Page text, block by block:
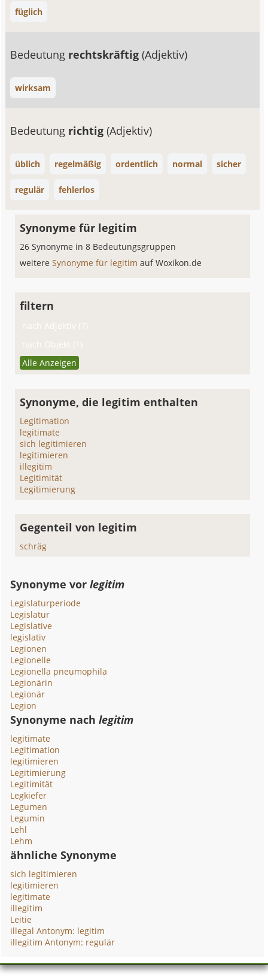
füglich
Bedeutung rechtskräftig(Adjektiv)
wirksam
Bedeutung richtig(Adjektiv)
üblich regelmäßig ordentlich normal sicher
regulär fehlerlos
Synonyme für legitim
26 Synonyme in 8 Bedeutungsgruppen
weitereSynonyme für legitimauf Woxikon.de
filtern
nach Adjektiv (7)
nach Objekt (1)
Alle Anzeigen
Synonyme, die legitim enthalten
Legitimation
legitimate
sich legitimieren
legitimieren
illegitim
Legitimität
Legitimierung
Gegenteil von legitim
schräg
Synonyme vorlegitim
Legislaturperiode
Legislatur
Legislative
legislativ
Legionen
Legionelle
Legionella pneumophila
Legionärin
Legionär
Legion
Synonyme nachlegitim
legitimate
Legitimation
legitimieren
Legitimierung
Legitimität
Legkiefer
Legumen
Legumin
Lehl
Lehm
ähnliche Synonyme
sich legitimieren
legitimieren
legitimate
illegitim
Leitie
illegal Antonym: legitim
illegitim Antonym: regulär